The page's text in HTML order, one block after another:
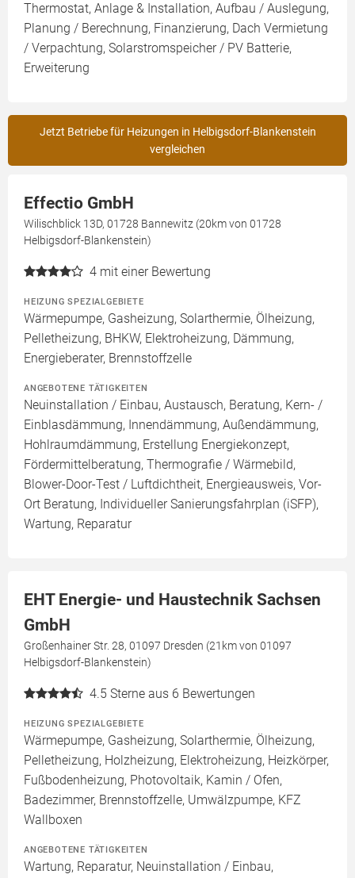
Thermostat, Anlage & Installation, Aufbau / Auslegung,
Planung / Berechnung, Finanzierung, Dach Vermietung
/ Verpachtung, Solarstromspeicher / PV Batterie,
Erweiterung
Jetzt Betriebe für Heizungen in Helbigsdorf-Blankenstein
vergleichen
Effectio GmbH
Wilischblick 13D, 01728 Bannewitz (20km von 01728
Helbigsdorf-Blankenstein)
4 mit einer Bewertung
HEIZUNG SPEZIALGEBIETE
Wärmepumpe, Gasheizung, Solarthermie, Ölheizung,
Pelletheizung, BHKW, Elektroheizung, Dämmung,
Energieberater, Brennstoffzelle
ANGEBOTENE TÄTIGKEITEN
Neuinstallation / Einbau, Austausch, Beratung, Kern- /
Einblasdämmung, Innendämmung, Außendämmung,
Hohlraumdämmung, Erstellung Energiekonzept,
Fördermittelberatung, Thermografie / Wärmebild,
Blower-Door-Test / Luftdichtheit, Energieausweis, Vor-
Ort Beratung, Individueller Sanierungsfahrplan (iSFP),
Wartung, Reparatur
EHT Energie- und Haustechnik Sachsen
GmbH
Großenhainer Str. 28, 01097 Dresden (21km von 01097
Helbigsdorf-Blankenstein)
4.5 Sterne aus 6 Bewertungen
HEIZUNG SPEZIALGEBIETE
Wärmepumpe, Gasheizung, Solarthermie, Ölheizung,
Pelletheizung, Holzheizung, Elektroheizung, Heizkörper,
Fußbodenheizung, Photovoltaik, Kamin / Ofen,
Badezimmer, Brennstoffzelle, Umwälzpumpe, KFZ
Wallboxen
ANGEBOTENE TÄTIGKEITEN
Wartung, Reparatur, Neuinstallation / Einbau,